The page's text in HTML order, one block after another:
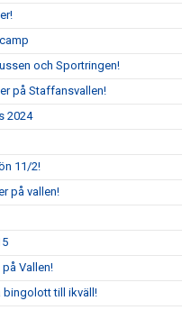
och Sportringen!
på Staffansvallen!
2024
11/2!
på vallen!
Vallen!
bingolott till ikväll!